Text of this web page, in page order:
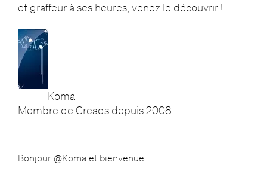
et graffeur à ses heures, venez le découvrir !
Koma
Membre de Creads depuis 2008
Bonjour @Koma et bienvenue.